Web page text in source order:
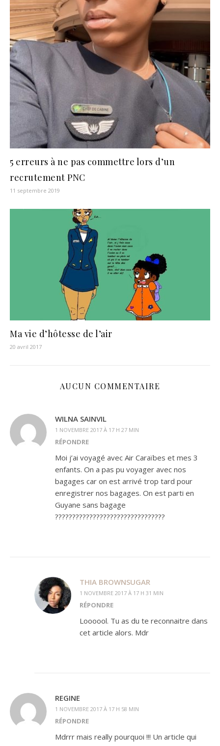
5 erreurs à ne pas commettre lors d’un
recrutement PNC
11 septembre 2019
Ma vie d’hôtesse de l’air
20 avril 2017
AUCUN COMMENTAIRE
WILNA SAINVIL
1 NOVEMBRE 2017 À 17 H 27 MIN
RÉPONDRE
Moi j’ai voyagé avec Air Caraïbes et mes 3
enfants. On a pas pu voyager avec nos
bagages car on est arrivé trop tard pour
enregistrer nos bagages. On est parti en
Guyane sans bagage
????????????????????????????????
THIA BROWNSUGAR
1 NOVEMBRE 2017 À 17 H 31 MIN
RÉPONDRE
Loooool. Tu as du te reconnaitre dans
cet article alors. Mdr
REGINE
1 NOVEMBRE 2017 À 17 H 58 MIN
RÉPONDRE
Mdrrr mais really pourquoi !!! Un article qui